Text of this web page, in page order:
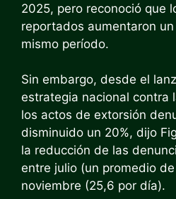
2025, pero reconoció que
reportados aumentaron
mismo período.
Sin embargo, desde el
estrategia nacional contra
los actos de extorsión
disminuido un 20%, dijo
la reducción de las
entre julio (un promedio
noviembre (25,6 por día).